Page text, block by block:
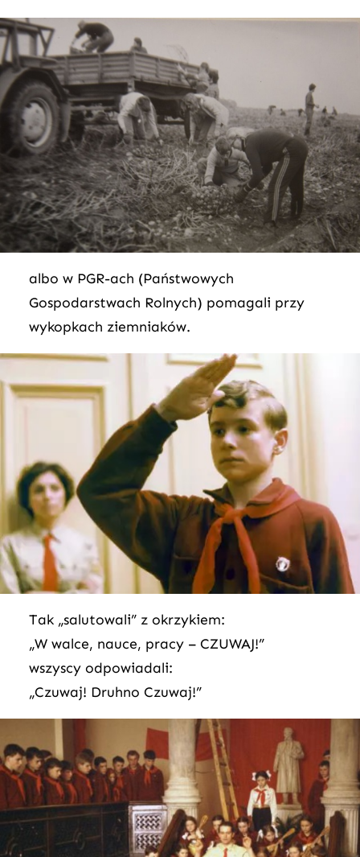
albo w PGR-ach (Państwowych
Gospodarstwach Rolnych) pomagali przy
wykopkach ziemniaków.
Tak „salutowali” z okrzykiem:
„W walce, nauce, pracy – CZUWAJ!”
wszyscy odpowiadali:
„Czuwaj! Druhno Czuwaj!”